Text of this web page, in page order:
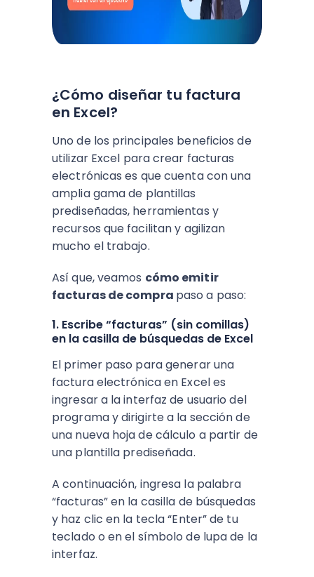
¿Cómo diseñar tu factura
en Excel?
Uno de los principales beneficios de
utilizar Excel para crear facturas
electrónicas es que cuenta con una
amplia gama de plantillas
prediseñadas, herramientas y
recursos que facilitan y agilizan
mucho el trabajo.
Así que, veamos cómo emitir
facturas de compra paso a paso:
1. Escribe “facturas” (sin comillas)
en la casilla de búsquedas de Excel
El primer paso para generar una
factura electrónica en Excel es
ingresar a la interfaz de usuario del
programa y dirigirte a la sección de
una nueva hoja de cálculo a partir de
una plantilla prediseñada.
A continuación, ingresa la palabra
“facturas” en la casilla de búsquedas
y haz clic en la tecla “Enter” de tu
teclado o en el símbolo de lupa de la
interfaz.